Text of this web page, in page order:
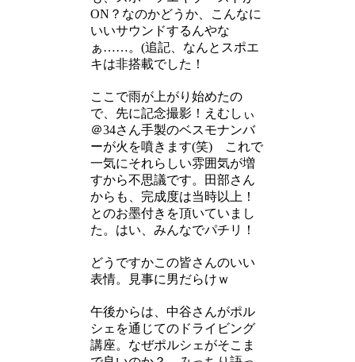
ON？なのかどうか、こんなに
いいサウンドするんやな
ぁ……。(追記、なんとスポエ
キは非搭載でした！
ここで雨が上がり始めたの
で、先に記念撮影！えむしぃ
＠34さん手製のベスモナンバ
ーが火を噴きます(笑) これで
一気にそれらしい雰囲気が増
すから不思議です。田部さん
からも、完成度は当時以上！
とのお墨付きを頂いていまし
た。はい、みんなでパチリ！
どうですかこの皆さんのいい
表情。見事に男だらけｗ
午後からは、中谷さんがポル
シェを通じてのドライビング
講座。なぜポルシェがそこま